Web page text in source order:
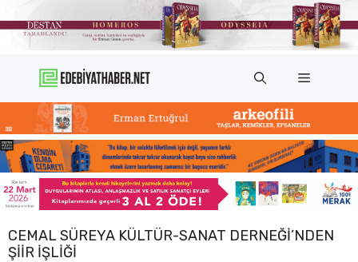
atla
Menü
CEMAL SÜREYA KÜLTÜR-SANAT DERNEĞI’NDEN
ŞIIR IŞLIĞI